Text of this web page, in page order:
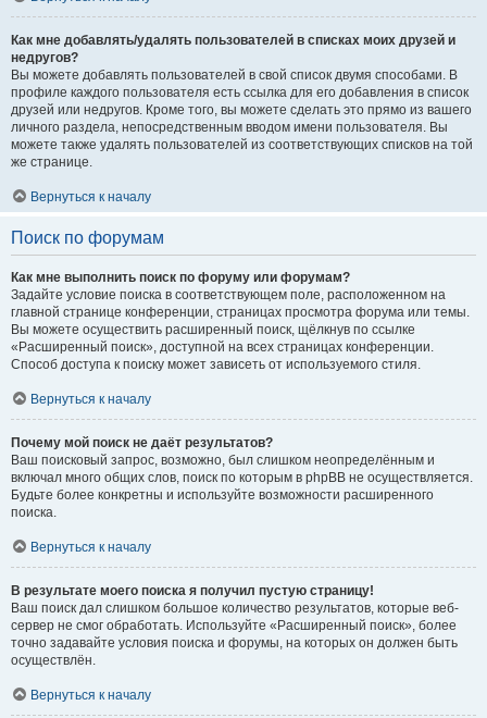
Как мне добавлять/удалять пользователей в списках моих друзей и
недругов?
Вы можете добавлять пользователей в свой список двумя способами. В
профиле каждого пользователя есть ссылка для его добавления в список
друзей или недругов. Кроме того, вы можете сделать это прямо из вашего
личного раздела, непосредственным вводом имени пользователя. Вы
можете также удалять пользователей из соответствующих списков на той
же странице.
Вернуться к началу
Поиск по форумам
Как мне выполнить поиск по форуму или форумам?
Задайте условие поиска в соответствующем поле, расположенном на
главной странице конференции, страницах просмотра форума или темы.
Вы можете осуществить расширенный поиск, щёлкнув по ссылке
«Расширенный поиск», доступной на всех страницах конференции.
Способ доступа к поиску может зависеть от используемого стиля.
Вернуться к началу
Почему мой поиск не даёт результатов?
Ваш поисковый запрос, возможно, был слишком неопределённым и
включал много общих слов, поиск по которым в phpBB не осуществляется.
Будьте более конкретны и используйте возможности расширенного
поиска.
Вернуться к началу
В результате моего поиска я получил пустую страницу!
Ваш поиск дал слишком большое количество результатов, которые веб-
сервер не смог обработать. Используйте «Расширенный поиск», более
точно задавайте условия поиска и форумы, на которых он должен быть
осуществлён.
Вернуться к началу